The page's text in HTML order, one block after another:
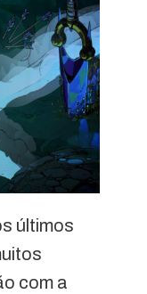
últimos
com a